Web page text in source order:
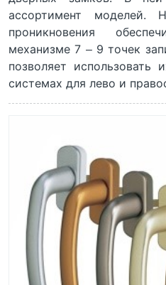
ассортимент моделей.
проникновения
механизме 7 – 9 точек
позволяет
системах для лево и